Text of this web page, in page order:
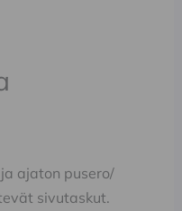
ajaton pusero/
sivutaskut.